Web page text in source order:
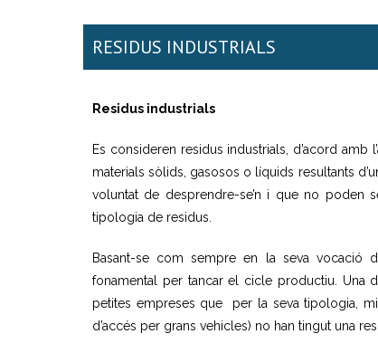
RESIDUS INDUSTRIALS
Residus industrials
Es consideren residus industrials, d’acord
materials sòlids, gasosos o líquids resultants
voluntat de desprendre-se’n i que no poden
tipologia de residus.
Basant-se com sempre en la seva vocació
fonamental per tancar el cicle productiu. Una
petites empreses que per la seva tipologia,
d’accés per grans vehicles) no han tingut una